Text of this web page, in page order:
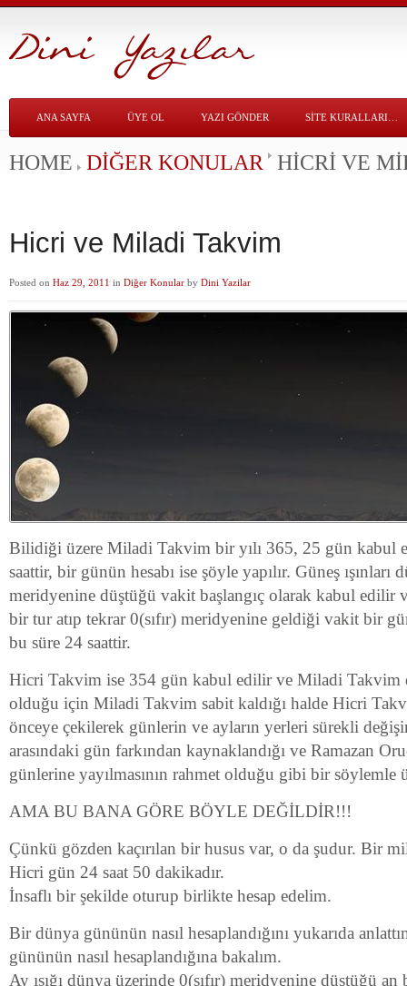
ANA SAYFA ÜYE OL YAZI GÖNDER SITE KURALLARI…
HOME DIĞER KONULAR HICRI VE
Hicri ve Miladi Takvim
Posted on Haz 29, 2011 in Diğer Konular by Dini Yazilar
Bilidiği üzere Miladi Takvim bir yılı 365, 25 gün kabul
saattir, bir günün hesabı ise şöyle yapılır. Güneş ışınları
meridyenine düştüğü vakit başlangıç olarak kabul edilir
bir tur atıp tekrar 0(sıfır) meridyenine geldiği vakit bir
bu süre 24 saattir.
Hicri Takvim ise 354 gün kabul edilir ve Miladi Takvim
olduğu için Miladi Takvim sabit kaldığı halde Hicri
önceye çekilerek günlerin ve ayların yerleri sürekli
arasındaki gün farkından kaynaklandığı ve Ramazan
günlerine yayılmasının rahmet olduğu gibi bir söylemle
AMA BU BANA GÖRE BÖYLE DEĞİLDİR!!!
Çünkü gözden kaçırılan bir husus var, o da şudur. Bir
Hicri gün 24 saat 50 dakikadır.
İnsaflı bir şekilde oturup birlikte hesap edelim.
Bir dünya gününün nasıl hesaplandığını yukarıda
gününün nasıl hesaplandığına bakalım.
Ay ışığı dünya üzerinde 0(sıfır) meridyenine düştüğü